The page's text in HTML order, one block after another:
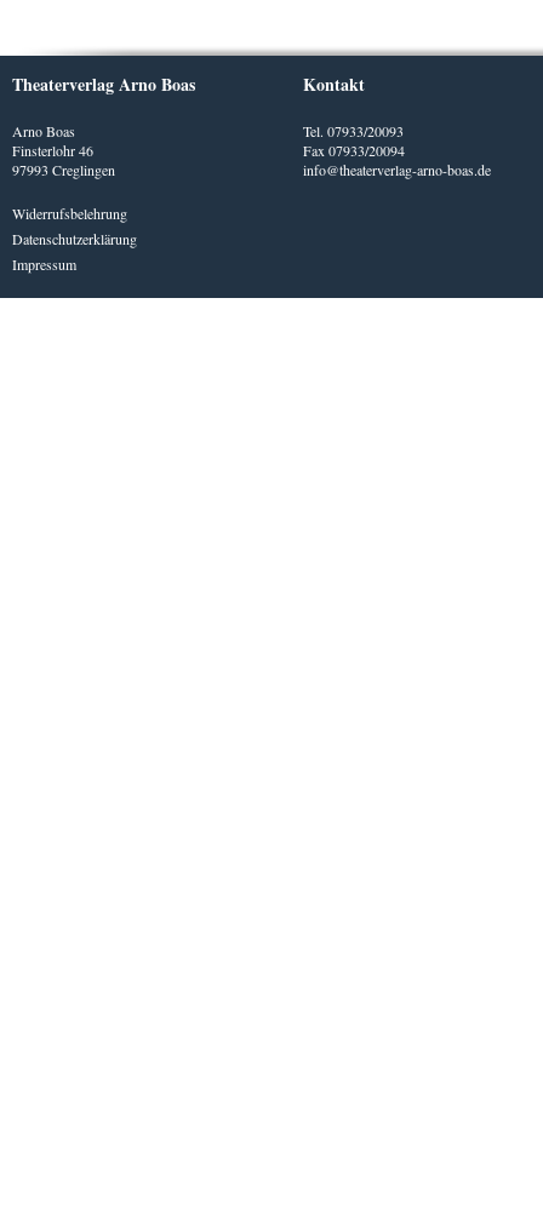
Theaterverlag Arno Boas
Arno Boas
Finsterlohr 46
97993 Creglingen
Widerrufsbelehrung
Datenschutzerklärung
Impressum
Kontakt
Tel. 07933/20093
Fax 07933/20094
info@theaterverlag-arno-boas.de